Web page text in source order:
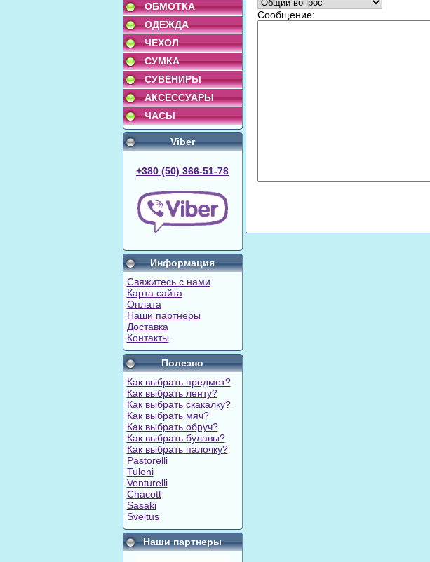
ОБМОТКА
ОДЕЖДА
ЧЕХОЛ
СУМКА
СУВЕНИРЫ
АКСЕССУАРЫ
ЧАСЫ
Viber
+380 (50) 366-51-78
Информация
Свяжитесь с нами
Карта сайта
Оплата
Наши партнеры
Доставка
Контакты
Полезно
Как выбрать предмет?
Как выбрать ленту?
Как выбрать скакалку?
Как выбрать мяч?
Как выбрать обруч?
Как выбрать булавы?
Как выбрать палочку?
Pastorelli
Tuloni
Venturelli
Chacott
Sasaki
Sveltus
Наши партнеры
Сообщение: